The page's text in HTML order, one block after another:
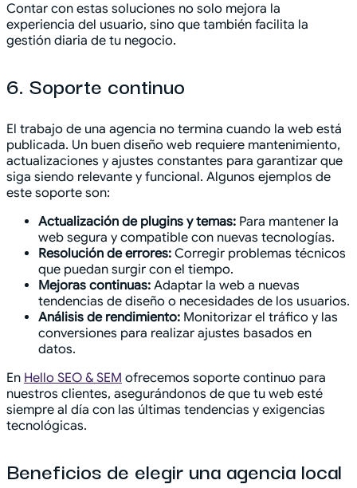
Contar con estas soluciones no solo mejora la
experiencia del usuario, sino que también facilita la
gestión diaria de tu negocio.
6. Soporte continuo
El trabajo de una agencia no termina cuando la web está
publicada. Un buen diseño web requiere mantenimiento,
actualizaciones y ajustes constantes para garantizar que
siga siendo relevante y funcional. Algunos ejemplos de
este soporte son:
Actualización de plugins y temas: Para mantener la
web segura y compatible con nuevas tecnologías.
Resolución de errores: Corregir problemas técnicos
que puedan surgir con el tiempo.
Mejoras continuas: Adaptar la web a nuevas
tendencias de diseño o necesidades de los usuarios.
Análisis de rendimiento: Monitorizar el tráfico y las
conversiones para realizar ajustes basados en
datos.
En Hello SEO & SEM ofrecemos soporte continuo para
nuestros clientes, asegurándonos de que tu web esté
siempre al día con las últimas tendencias y exigencias
tecnológicas.
Beneficios de elegir una agencia local